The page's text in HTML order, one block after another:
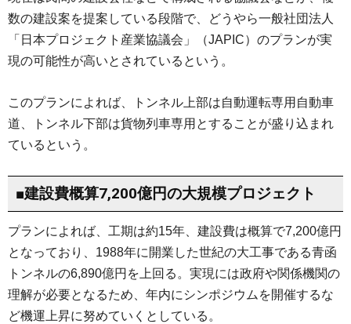
数の建設案を提案している段階で、どうやら一般社団法人
「日本プロジェクト産業協議会」（JAPIC）のプランが実
現の可能性が高いとされているという。
このプランによれば、トンネル上部は自動運転専用自動車
道、トンネル下部は貨物列車専用とすることが盛り込まれ
ているという。
■建設費概算7,200億円の大規模プロジェクト
プランによれば、工期は約15年、建設費は概算で7,200億円
となっており、1988年に開業した世紀の大工事である青函
トンネルの6,890億円を上回る。実現には政府や関係機関の
理解が必要となるため、年内にシンポジウムを開催するな
ど機運上昇に努めていくとしている。